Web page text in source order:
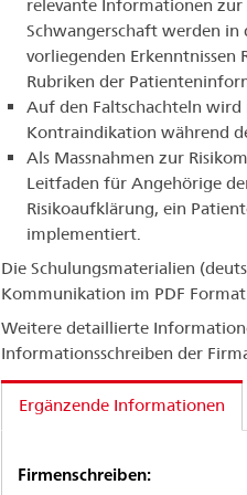
relevante Informationen
Schwangerschaft werden
vorliegenden Erkenntnissen
Rubriken der
Auf den Faltschachteln
Kontraindikation während
Als Massnahmen zur
Leitfaden für Angehörige
Risikoaufklärung, ein
implementiert.
Die Schulungsmaterialien
Kommunikation im PDF
Weitere detaillierte
Informationsschreiben der
Ergänzende Informationen
Firmenschreiben: